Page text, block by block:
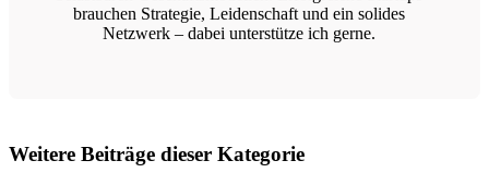
brauchen Strategie, Leidenschaft und ein solides
Netzwerk – dabei unterstütze ich gerne.
Weitere Beiträge dieser Kategorie